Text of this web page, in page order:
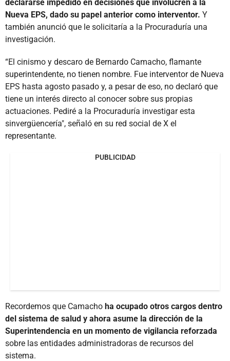
declararse impedido en decisiones que involucren a la
Nueva EPS, dado su papel anterior como interventor. Y
también anunció que le solicitaría a la Procuraduría una
investigación.
“El cinismo y descaro de Bernardo Camacho, flamante
superintendente, no tienen nombre. Fue interventor de Nueva
EPS hasta agosto pasado y, a pesar de eso, no declaró que
tiene un interés directo al conocer sobre sus propias
actuaciones. Pediré a la Procuraduría investigar esta
sinvergüencería", señaló en su red social de X el
representante.
PUBLICIDAD
Recordemos que Camacho ha ocupado otros cargos dentro
del sistema de salud y ahora asume la dirección de la
Superintendencia en un momento de vigilancia reforzada
sobre las entidades administradoras de recursos del
sistema.